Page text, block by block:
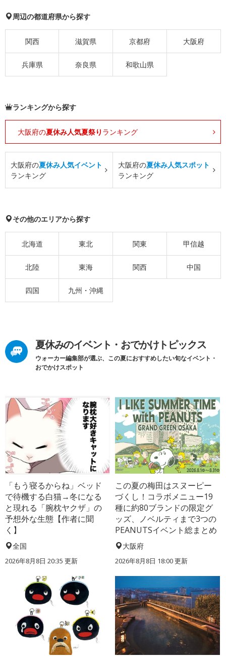
周辺の都道府県から探す
関西 滋賀県 京都府 大阪府
兵庫県 奈良県 和歌山県
ランキングから探す
大阪府の夏休み人気夏祭り ランキング
大阪府の夏休み人気イベント
ランキング
大阪府の夏休み人気スポット
ランキング
その他のエリアから探す
北海道 東北 関東 甲信越
北陸 東海 関西 中国
四国 九州・沖縄
夏休みのイベント・おでかけトピックス
ウォーカー編集部が選ぶ、この夏におすすめしたい旬なイベント・
おでかけスポット
「もう寝るからね」ベッド
で待機する白猫→冬になる
と現れる「腕枕ヤクザ」の
予想外な生態【作者に聞
く】
全国
2026年8月8日 20:35 更新
この夏の梅田はスヌーピー
づくし！コラボメニュー19
種に約80ブランドの限定グ
ッズ、ノベルティまで3つの
PEANUTSイベント総まとめ
大阪府
2026年8月8日 18:00更新